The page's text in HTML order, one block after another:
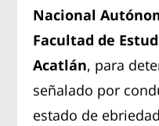
Nacional
Facultad de
Acatlán, para
señalado por
estado de